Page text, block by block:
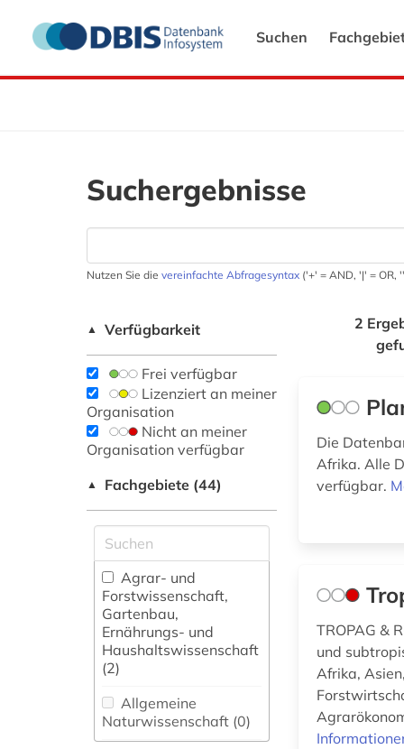
Suchen
Suchergebnisse
Nutzen Sie die vereinfachte Abfragesyntax ('+' = AND, '|' = OR,
▲ Verfügbarkeit
Frei verfügbar
Lizenziert an meiner
Organisation
Nicht an meiner
Organisation verfügbar
▲ Fachgebiete (44)
Agrar- und
Forstwissenschaft,
Gartenbau,
Ernährungs- und
Haushaltswissenschaft
(2)
Allgemeine
Naturwissenschaft (0)
2
Die
Afrika. Alle
verfügbar.
TROPAG &
und
Afrika,